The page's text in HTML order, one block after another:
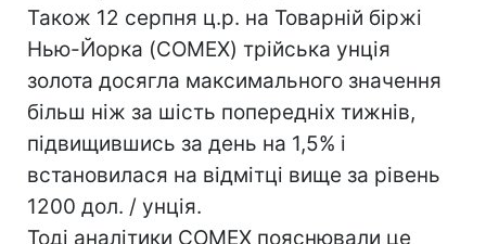
Також 12 серпня ц.р. на Товарній біржі
Нью-Йорка (COMEX) трійська унція
золота досягла максимального значення
більш ніж за шість попередніх тижнів,
підвищившись за день на 1,5% і
встановилася на відмітці вище за рівень
1200 дол. / унція.
Тоді аналітики COMEX пояснювали це